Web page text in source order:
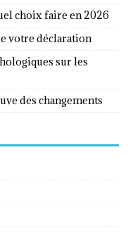
choix faire en 2026
votre déclaration
sur les
des changements